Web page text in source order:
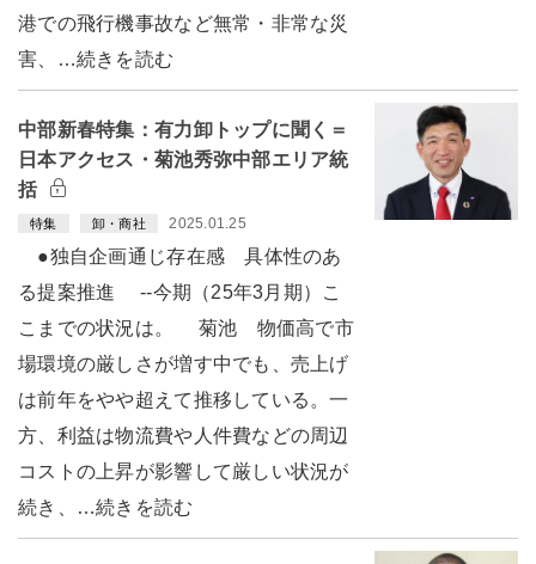
港での飛行機事故など無常・非常な災
害、…続きを読む
中部新春特集：有力卸トップに聞く＝
日本アクセス・菊池秀弥中部エリア統
括
特集 卸・商社 2025.01.25
●独自企画通じ存在感 具体性のあ
る提案推進 --今期（25年3月期）こ
こまでの状況は。 菊池 物価高で市
場環境の厳しさが増す中でも、売上げ
は前年をやや超えて推移している。一
方、利益は物流費や人件費などの周辺
コストの上昇が影響して厳しい状況が
続き、…続きを読む